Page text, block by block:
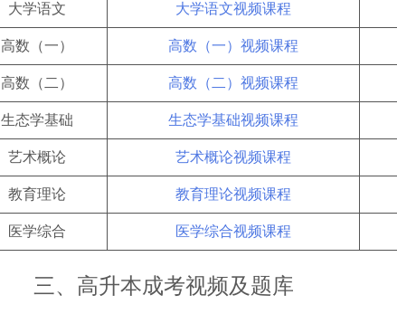
大学语文 大学语文视频课程
高数（一） 高数（一）视频课程
高数（二） 高数（二）视频课程
生态学基础 生态学基础视频课程
艺术概论 艺术概论视频课程
教育理论 教育理论视频课程
医学综合 医学综合视频课程
三、高升本成考视频及题库